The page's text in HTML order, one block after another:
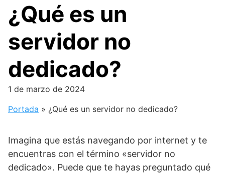
¿Qué es un
servidor no
dedicado?
1 de marzo de 2024
Portada » ¿Qué es un servidor no dedicado?
Imagina que estás navegando por internet y te
encuentras con el término «servidor no
dedicado». Puede que te hayas preguntado qué